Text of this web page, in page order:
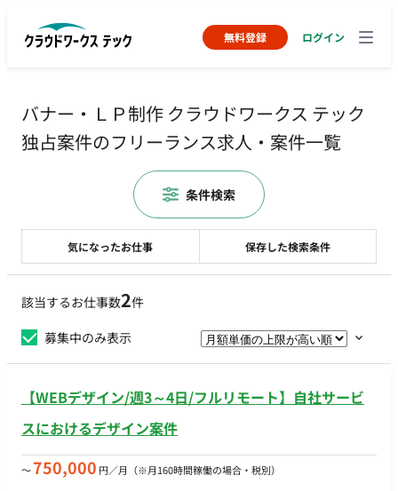
無料登録 ログイン
バナー・ＬＰ制作 クラウドワークス テック
独占案件のフリーランス求人・案件一覧
該当するお仕事数2件
募集中のみ表示
【WEBデザイン/週3～4日/フルリモート】自社サービ
スにおけるデザイン案件
〜750,000 円／月 （※月160時間稼働の場合・税別）
気になったお仕事 保存した検索条件
条件検索